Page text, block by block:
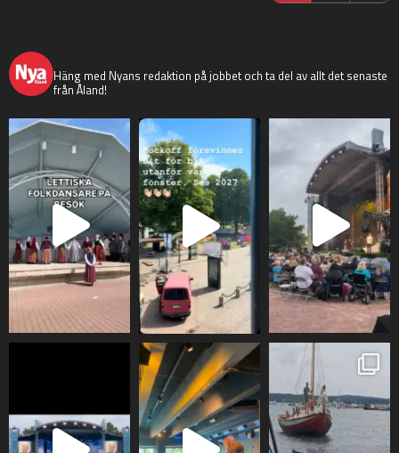
Häng med Nyans redaktion på jobbet och ta del av allt det senaste
från Åland!